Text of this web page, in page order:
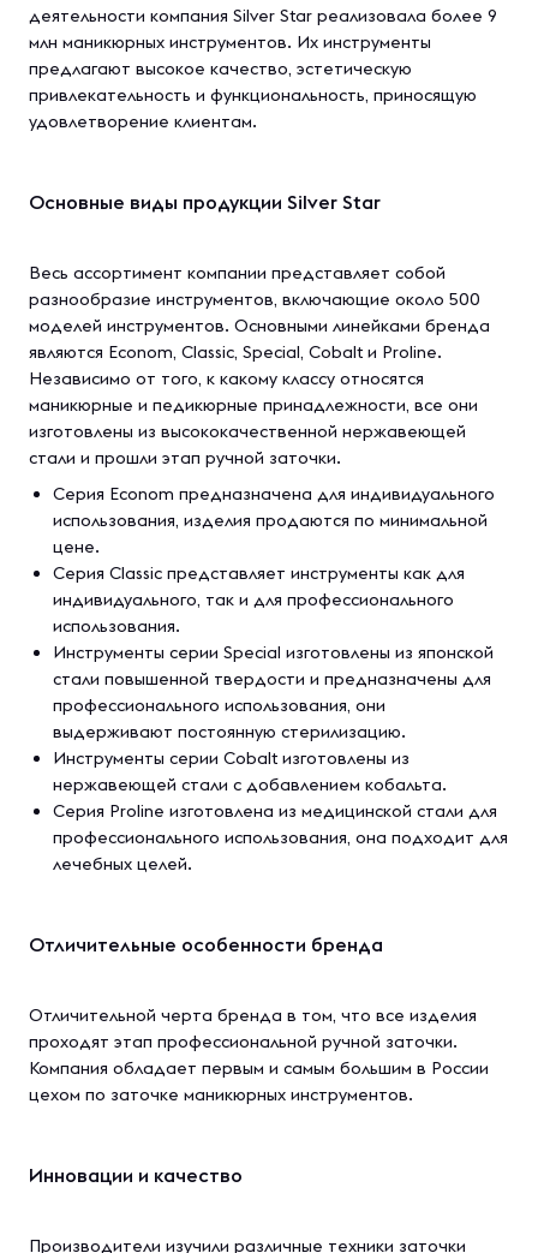
деятельности компания Silver Star реализовала более 9
млн маникюрных инструментов. Их инструменты
предлагают высокое качество, эстетическую
привлекательность и функциональность, приносящую
удовлетворение клиентам.
Основные виды продукции Silver Star
Весь ассортимент компании представляет собой
разнообразие инструментов, включающие около 500
моделей инструментов. Основными линейками бренда
являются Econom, Classic, Special, Cobalt и Proline.
Независимо от того, к какому классу относятся
маникюрные и педикюрные принадлежности, все они
изготовлены из высококачественной нержавеющей
стали и прошли этап ручной заточки.
Серия Econom предназначена для индивидуального
использования, изделия продаются по минимальной
цене.
Серия Classic представляет инструменты как для
индивидуального, так и для профессионального
использования.
Инструменты серии Special изготовлены из японской
стали повышенной твердости и предназначены для
профессионального использования, они
выдерживают постоянную стерилизацию.
Инструменты серии Cobalt изготовлены из
нержавеющей стали с добавлением кобальта.
Серия Proline изготовлена из медицинской стали для
профессионального использования, она подходит для
лечебных целей.
Отличительные особенности бренда
Отличительной черта бренда в том, что все изделия
проходят этап профессиональной ручной заточки.
Компания обладает первым и самым большим в России
цехом по заточке маникюрных инструментов.
Инновации и качество
Производители изучили различные техники заточки